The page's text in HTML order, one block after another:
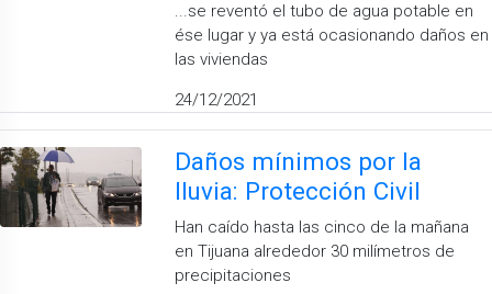
...se reventó el tubo de agua potable en
ése lugar y ya está ocasionando daños en
las viviendas
24/12/2021
Daños mínimos por la
lluvia: Protección Civil
Han caído hasta las cinco de la mañana
en Tijuana alrededor 30 milímetros de
precipitaciones